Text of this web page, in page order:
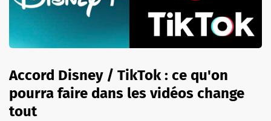
Accord Disney / TikTok : ce qu'on
pourra faire dans les vidéos change
tout